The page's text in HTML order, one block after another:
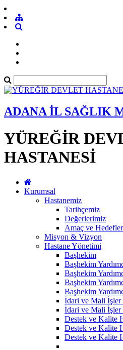
ADANA İL SAĞLIK
YÜREĞİR
HASTANESİ
Kurumsal
Hastanemiz
Tarihçemiz
Değerlerimiz
Amaç ve
Misyon & Vizyon
Hastane Yönetimi
Başhekim
Başhekim
Başhekim
Başhekim
Başhekim
İdari ve Mali İşler
İdari ve Mali İşler
Destek ve Kalite
Destek ve Kalite
Destek ve Kalite